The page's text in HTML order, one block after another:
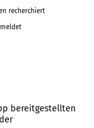
recherchiert
bereitgestellten